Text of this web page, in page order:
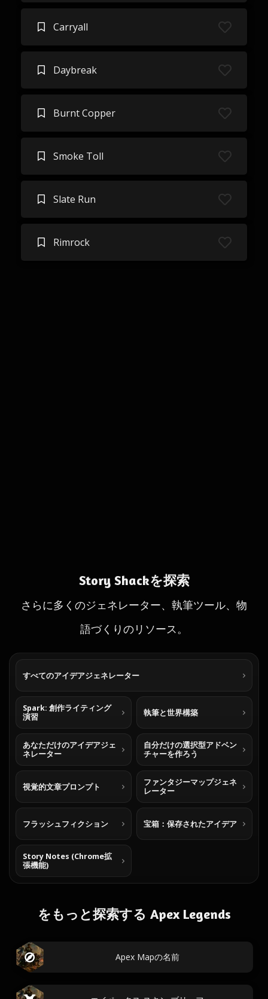
Carryall
Daybreak
Burnt Copper
Smoke Toll
Slate Run
Rimrock
Story Shackを探索
さらに多くのジェネレーター、執筆ツール、物
語づくりのリソース。
すべてのアイデアジェネレーター
Spark: 創作ライティング
演習
執筆と世界構築
あなただけのアイデアジェ
ネレーター
自分だけの選択型アドベン
チャーを作ろう
視覚的文章プロンプト
ファンタジーマップジェネ
レーター
フラッシュフィクション 宝箱：保存されたアイデア
Story Notes (Chrome拡
張機能)
をもっと探索する Apex Legends
Apex Mapの名前